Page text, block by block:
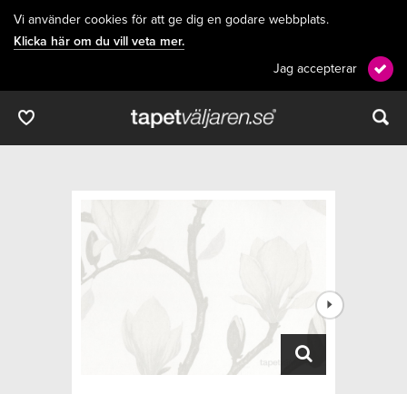
Vi använder cookies för att ge dig en godare webbplats.
Klicka här om du vill veta mer.
Jag accepterar